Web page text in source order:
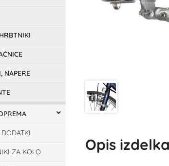
NAPERE
ZA KOLO Opis izdelka